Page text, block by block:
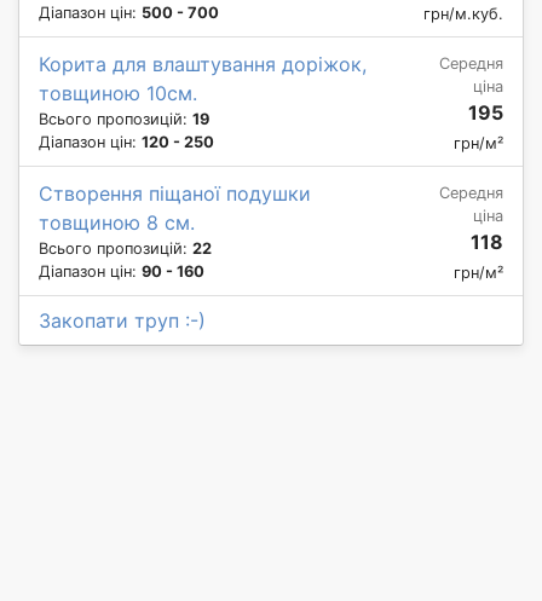
Діапазон цін: 500 - 700 грн/м.куб.
Корита для влаштування доріжок,
товщиною 10см.
Всього пропозицій: 19
Діапазон цін: 120 - 250
Середня
ціна
195
грн/м²
Створення піщаної подушки
товщиною 8 см.
Всього пропозицій: 22
Діапазон цін: 90 - 160
Середня
ціна
118
грн/м²
Закопати труп :-)